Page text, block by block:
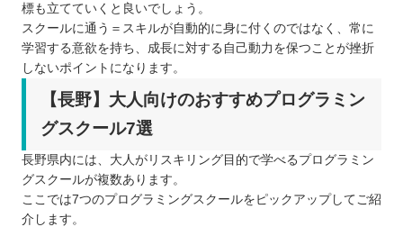
標も立てていくと良いでしょう。
スクールに通う＝スキルが自動的に身に付くのではなく、常に
学習する意欲を持ち、成長に対する自己動力を保つことが挫折
しないポイントになります。
【長野】大人向けのおすすめプログラミン
グスクール7選
長野県内には、大人がリスキリング目的で学べるプログラミン
グスクールが複数あります。
ここでは7つのプログラミングスクールをピックアップしてご紹
介します。